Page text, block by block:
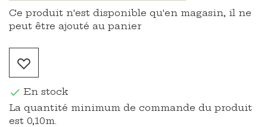
Ce produit n'est disponible qu'en magasin, il ne
peut être ajouté au panier
 En stock
La quantité minimum de commande du produit
est 0,10m.